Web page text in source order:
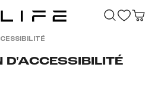
D'ACCESSIBILITÉ